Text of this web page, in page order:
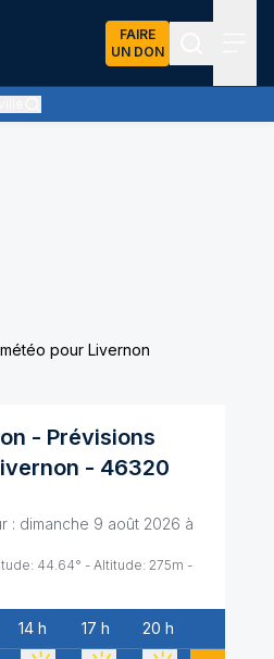
FAIRE
UN DON
éclaircies et les nuages se partagent le
pour Livernon
- Prévisions
- 46320
: dimanche 9 août 2026 à
44.64° - Altitude: 275m -
14 h 17 h 20 h